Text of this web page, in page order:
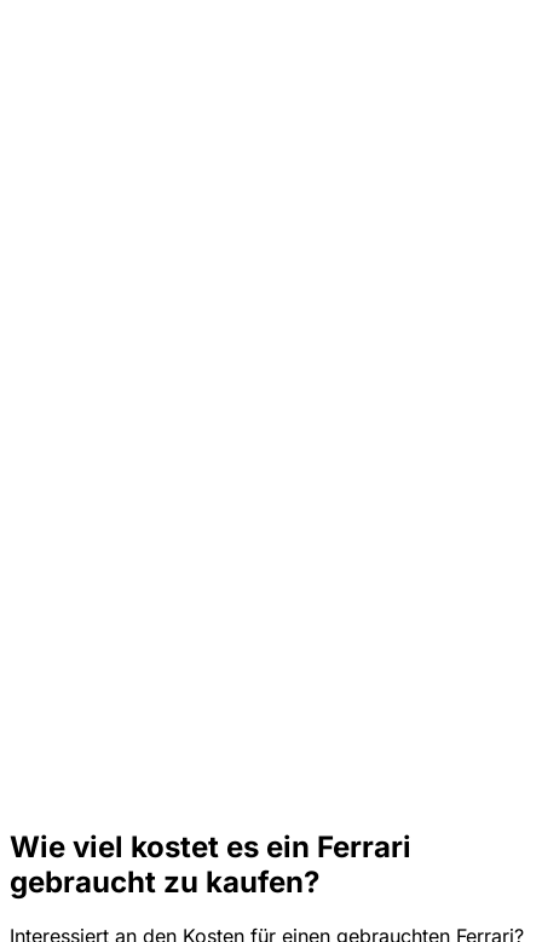
Wie viel kostet es ein Ferrari
gebraucht zu kaufen?
Interessiert an den Kosten für einen gebrauchten Ferrari?